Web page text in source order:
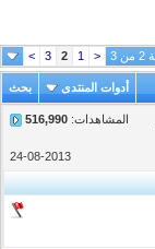
<
1
3
>
أدوات المنتدى بحث
المشاهدات:516,990
24-08-2013